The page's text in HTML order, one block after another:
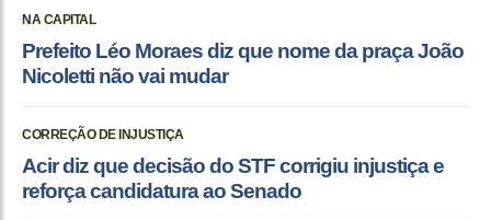
NA CAPITAL
Prefeito Léo Moraes diz que nome da praça João
Nicoletti não vai mudar
CORREÇÃO DE INJUSTIÇA
Acir diz que decisão do STF corrigiu injustiça e
reforça candidatura ao Senado